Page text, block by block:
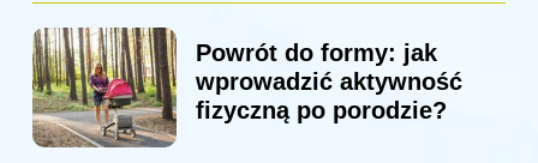
Powrót do formy: jak
wprowadzić aktywność
fizyczną po porodzie?